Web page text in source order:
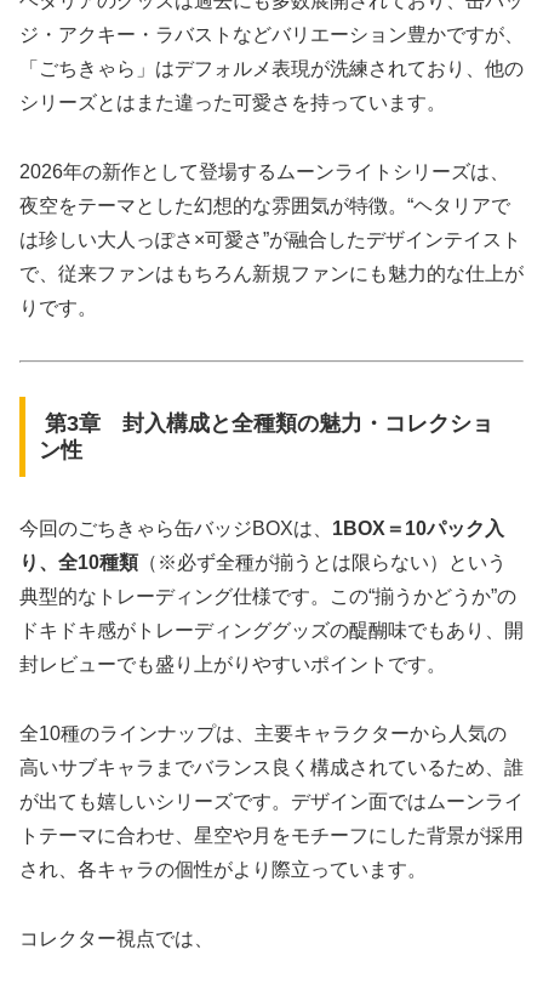
ジ・アクキー・ラバストなどバリエーション豊かですが、
「ごちきゃら」はデフォルメ表現が洗練されており、他の
シリーズとはまた違った可愛さを持っています。
2026年の新作として登場するムーンライトシリーズは、
夜空をテーマとした幻想的な雰囲気が特徴。“ヘタリアで
は珍しい大人っぽさ×可愛さ”が融合したデザインテイスト
で、従来ファンはもちろん新規ファンにも魅力的な仕上が
りです。
第3章 封入構成と全種類の魅力・コレクショ
ン性
今回のごちきゃら缶バッジBOXは、 1BOX＝10パック入
り、全10種類（※必ず全種が揃うとは限らない）という
典型的なトレーディング仕様です。この“揃うかどうか”の
ドキドキ感がトレーディンググッズの醍醐味でもあり、開
封レビューでも盛り上がりやすいポイントです。
全10種のラインナップは、主要キャラクターから人気の
高いサブキャラまでバランス良く構成されているため、誰
が出ても嬉しいシリーズです。デザイン面ではムーンライ
トテーマに合わせ、星空や月をモチーフにした背景が採用
され、各キャラの個性がより際立っています。
コレクター視点では、